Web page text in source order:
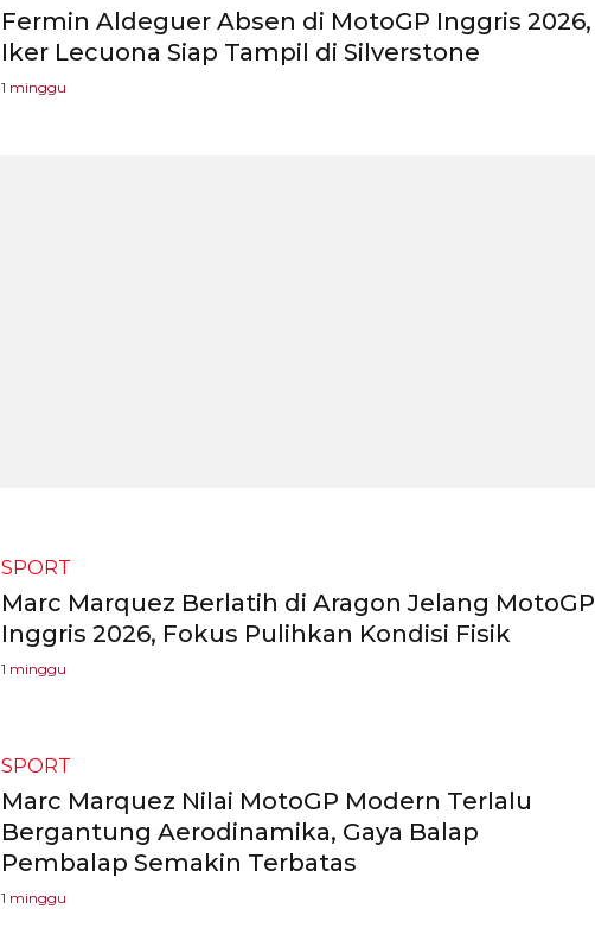
Fermin Aldeguer Absen di MotoGP Inggris 2026,
Iker Lecuona Siap Tampil di Silverstone
1 minggu
SPORT
Marc Marquez Berlatih di Aragon Jelang MotoGP
Inggris 2026, Fokus Pulihkan Kondisi Fisik
1 minggu
SPORT
Marc Marquez Nilai MotoGP Modern Terlalu
Bergantung Aerodinamika, Gaya Balap
Pembalap Semakin Terbatas
1 minggu